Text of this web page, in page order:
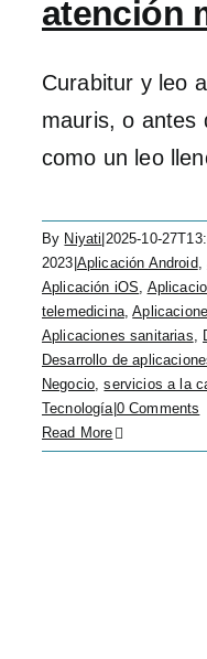
atención
Curabitur y leo
mauris, o antes
como un leo
By Niyati 2025-10-
2023 Aplicación Android,
Aplicación iOS,
telemedicina,
Aplicaciones sanitarias,
Desarrollo de
Negocio,servicios a la
Tecnología| 0 Comments
Read More